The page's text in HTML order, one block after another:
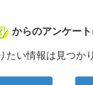
病院なび
からのアンケート
たい情報は見つか